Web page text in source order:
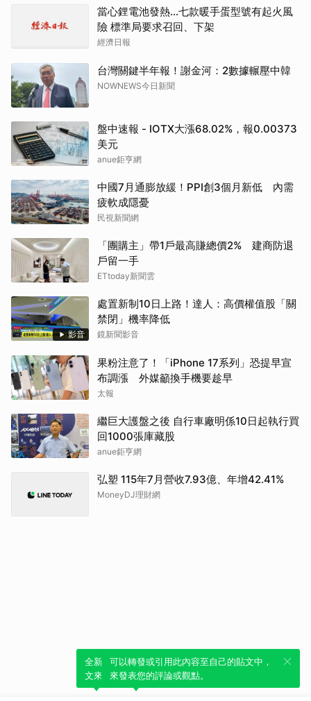
當心鋰電池發熱…七款暖手蛋型號有起火風
險 標準局要求召回、下架
經濟日報
台灣關鍵半年報！謝金河：2數據輾壓中韓
NOWNEWS今日新聞
盤中速報 - IOTX大漲68.02%，報0.00373
美元
anue鉅亨網
中國7月通膨放緩！PPI創3個月新低 內需
疲軟成隱憂
民視新聞網
「團購主」帶1戶最高賺總價2% 建商防退
戶留一手
ETtoday新聞雲
影音
處置新制10日上路！達人：高價權值股「關
禁閉」機率降低
鏡新聞影音
果粉注意了！「iPhone 17系列」恐提早宣
布調漲 外媒籲換手機要趁早
太報
繼巨大護盤之後 自行車廠明係10日起執行買
回1000張庫藏股
anue鉅亨網
弘塑 115年7月營收7.93億、年增42.41%
MoneyDJ理財網
全新體驗！一鍵引用此內容，透過發布貼
文來輕鬆表達個人立場。
可以轉發或引用此內容至自己的貼文中，
來發表您的評論或觀點。